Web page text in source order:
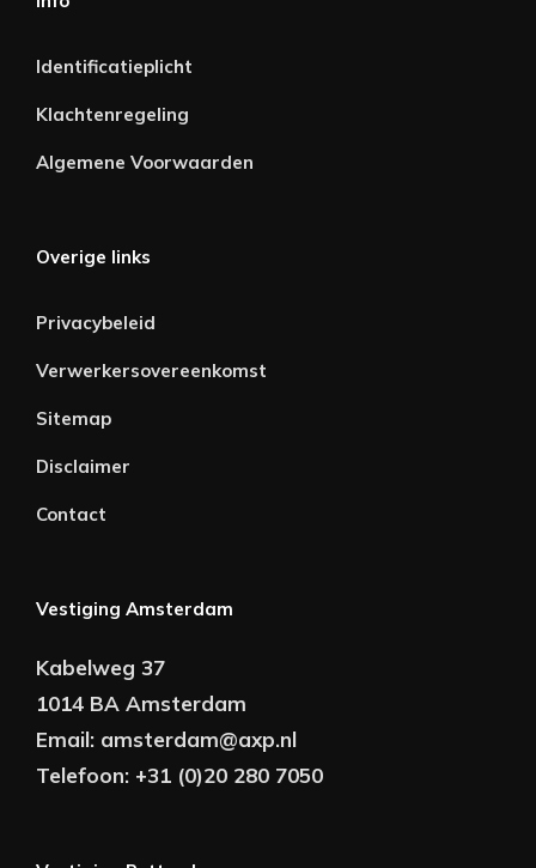
Identificatieplicht
Klachtenregeling
Algemene Voorwaarden
Overige links
Privacybeleid
Verwerkersovereenkomst
Sitemap
Disclaimer
Contact
Vestiging Amsterdam
Kabelweg 37
1014 BA Amsterdam
Email: amsterdam@axp.nl
Telefoon: +31 (0)20 280 7050